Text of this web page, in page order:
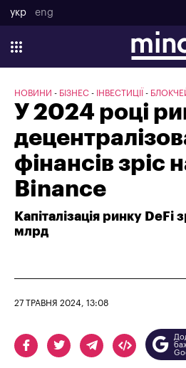
укр eng
НОВИНИ БІЗНЕС ІНВЕСТИЦІЇ
У 2024 році
фінансів зріс
Binance
Капіталізація ринку DeFi
млрд
27 ТРАВНЯ 2024, 13:08